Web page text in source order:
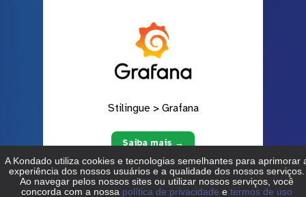
Stilingue > Grafana
Saiba mais →